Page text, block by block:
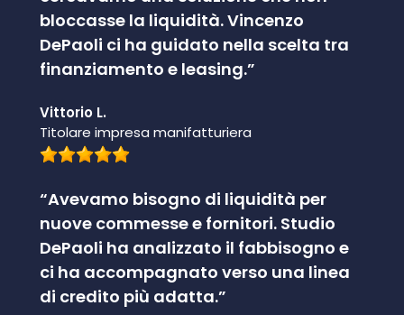
bloccasse la liquidità. Vincenzo
DePaoli ci ha guidato nella scelta tra
finanziamento e leasing.”
Vittorio L.
Titolare impresa manifatturiera
“Avevamo bisogno di liquidità per
nuove commesse e fornitori. Studio
DePaoli ha analizzato il fabbisogno e
ci ha accompagnato verso una linea
di credito più adatta.”